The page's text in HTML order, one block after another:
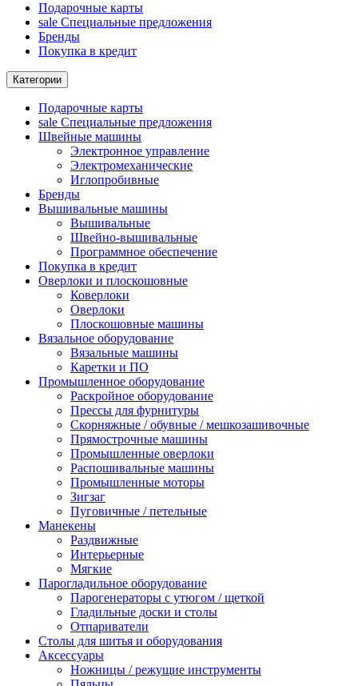
Подарочные карты
sale Специальные предложения
Бренды
Покупка в кредит
Категории
Подарочные карты
sale Специальные предложения
Швейные машины
Электронное управление
Электромеханические
Иглопробивные
Бренды
Вышивальные машины
Вышивальные
Швейно-вышивальные
Программное обеспечение
Покупка в кредит
Оверлоки и плоскошовные
Коверлоки
Оверлоки
Плоскошовные машины
Вязальное оборудование
Вязальные машины
Каретки и ПО
Промышленное оборудование
Раскройное оборудование
Прессы для фурнитуры
Скорняжные / обувные / мешкозашивочные
Прямострочные машины
Промышленные оверлоки
Распошивальные машины
Промышленные моторы
Зигзаг
Пуговичные / петельные
Манекены
Раздвижные
Интерьерные
Мягкие
Парогладильное оборудование
Парогенераторы с утюгом / щеткой
Гладильные доски и столы
Отпариватели
Столы для шитья и оборудования
Аксессуары
Ножницы / режущие инструменты